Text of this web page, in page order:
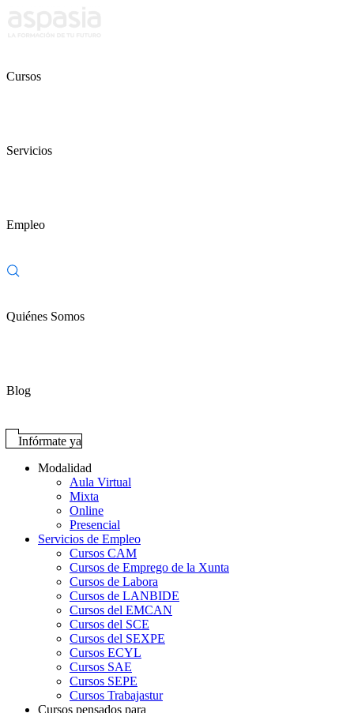
Cursos
Servicios
Empleo
Quiénes Somos
Blog
Infórmate ya
Modalidad
Aula Virtual
Mixta
Online
Presencial
Servicios de Empleo
Cursos CAM
Cursos de Emprego de la Xunta
Cursos de Labora
Cursos de LANBIDE
Cursos del EMCAN
Cursos del SCE
Cursos del SEXPE
Cursos ECYL
Cursos SAE
Cursos SEPE
Cursos Trabajastur
Cursos pensados para